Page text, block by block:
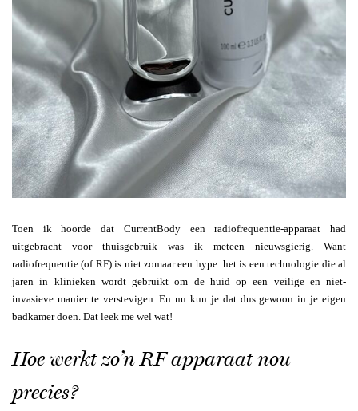
Toen ik hoorde dat CurrentBody een radiofrequentie-apparaat had
uitgebracht voor thuisgebruik was ik meteen nieuwsgierig. Want
radiofrequentie (of RF) is niet zomaar een hype: het is een technologie die al
jaren in klinieken wordt gebruikt om de huid op een veilige en niet-
invasieve manier te verstevigen. En nu kun je dat dus gewoon in je eigen
badkamer doen. Dat leek me wel wat!
Hoe werkt zo’n RF apparaat nou
precies?